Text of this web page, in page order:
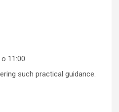
11:00
such practical guidance.